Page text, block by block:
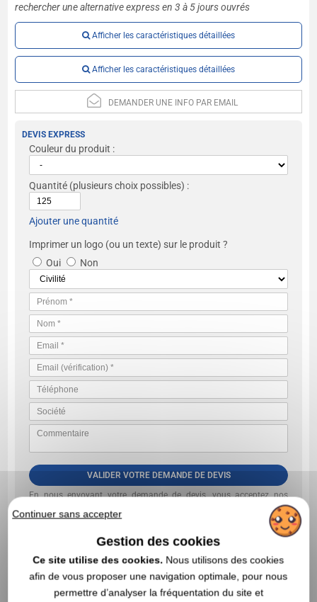
rechercher une alternative express en 3 à 5 jours ouvrés
Afficher les caractéristiques détaillées
Afficher les caractéristiques détaillées
DEMANDER UNE INFO PAR EMAIL
DEVIS EXPRESS
Couleur du produit :
Quantité (plusieurs choix possibles) :
Ajouter une quantité
Imprimer un logo (ou un texte) sur le produit ?
Oui
Non
VALIDER VOTRE DEMANDE DE DEVIS
En nous envoyant votre demande de devis, vous acceptez nos
conditions générales d’utilisation et notre politique de
confidentialité des données
Continuer sans accepter
Gestion des cookies
Ce site utilise des cookies. Nous utilisons des cookies
afin de vous proposer une navigation optimale, pour nous
permettre d’analyser la fréquentation du site et